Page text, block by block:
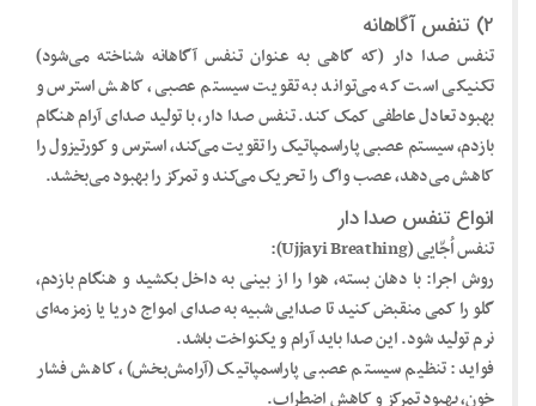
۲) تنفس آگاهانه
تنفس صدا دار (که گاهی به عنوان تنفس آگاهانه شناخته می‌شود)
تکنیکی است که می‌تواند به تقویت سیستم عصبی، کاهش استرس و
بهبود تعادل عاطفی کمک کند. تنفس صدا دار، با تولید صدای آرام هنگام
بازدم، سیستم عصبی پاراسمپاتیک را تقویت می‌کند، استرس و کورتیزول را
کاهش می‌دهد، عصب واگ را تحریک می‌کند و تمرکز را بهبود می‌بخشد.
انواع تنفس صدا دار
تنفس اُجّایی (Ujjayi Breathing):
روش اجرا: با دهان بسته، هوا را از بینی به داخل بکشید و هنگام بازدم،
گلو را کمی منقبض کنید تا صدایی شبیه به صدای امواج دریا یا زمزمه‌ای
نرم تولید شود. این صدا باید آرام و یکنواخت باشد.
فواید: تنظیم سیستم عصبی پاراسمپاتیک (آرامش‌بخش)، کاهش فشار
خون، بهبود تمرکز و کاهش اضطراب.